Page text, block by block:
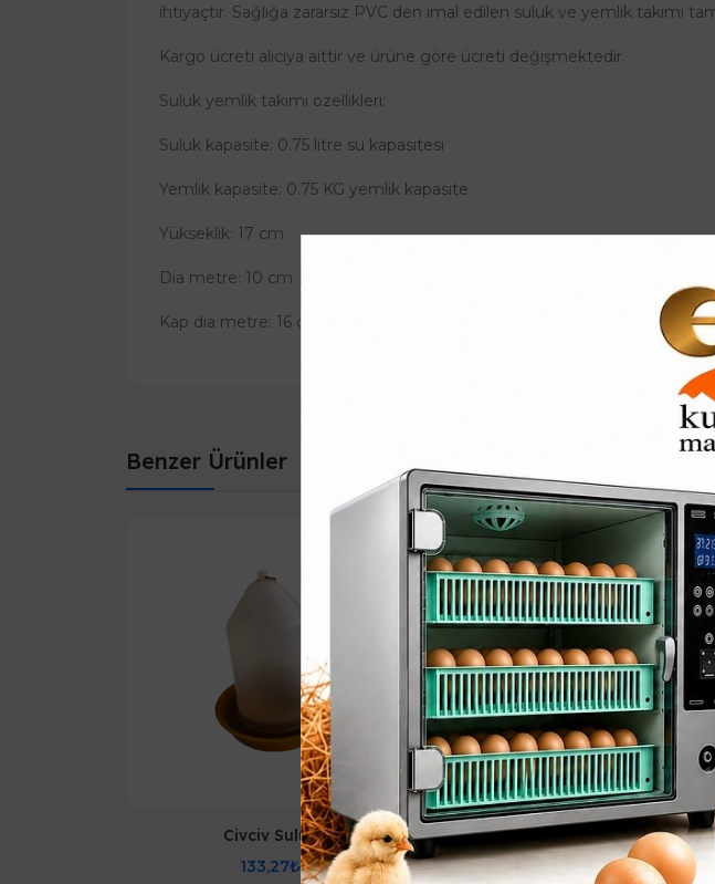
ihtiyaçtır. Sağlığa zararsız PVC den imal edilen suluk ve yemlik takımı
Kargo ücreti alıcıya aittir ve ürüne göre ücreti değişmektedir.
Suluk yemlik takımı özellikleri:
Suluk kapasite: 0.75 litre su kapasitesi
Yemlik kapasite: 0.75 KG yemlik kapasite
Yükseklik: 17 cm
Dia metre: 10 cm
Kap dia metre: 16 cm
Benzer Ürünler
Civciv Suluk
133,27₺
Otomatik Suluk Fiyatları
235,60₺